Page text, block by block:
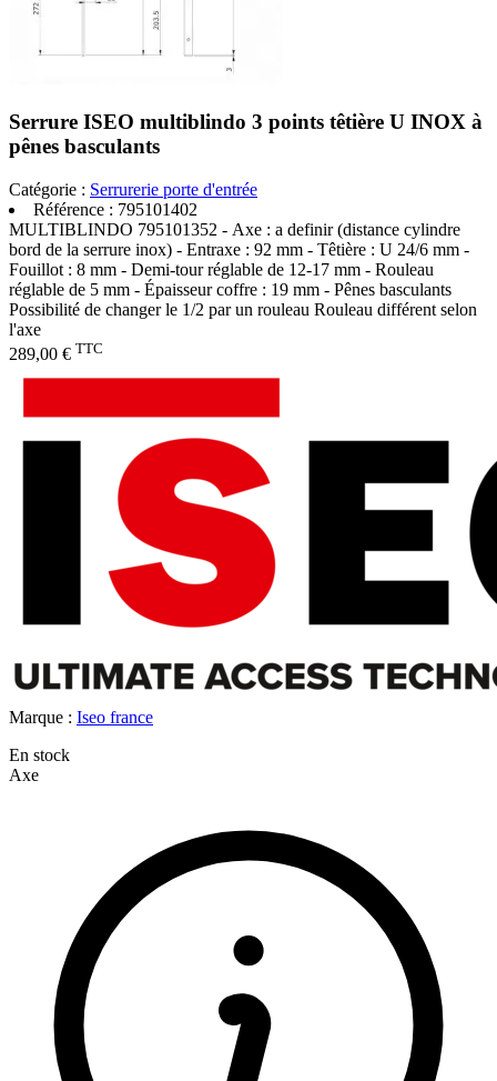
Serrure ISEO multiblindo 3 points têtière U INOX à
pênes basculants
Catégorie : Serrurerie porte d'entrée
Référence : 795101402
MULTIBLINDO 795101352 - Axe : a definir (distance cylindre
bord de la serrure inox) - Entraxe : 92 mm - Têtière : U 24/6 mm -
Fouillot : 8 mm - Demi-tour réglable de 12-17 mm - Rouleau
réglable de 5 mm - Épaisseur coffre : 19 mm - Pênes basculants
Possibilité de changer le 1/2 par un rouleau Rouleau différent selon
289,00 € TTC
Marque : Iseo france
En stock
Axe